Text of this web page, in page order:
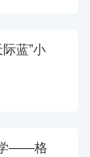
蓝”小
学——格